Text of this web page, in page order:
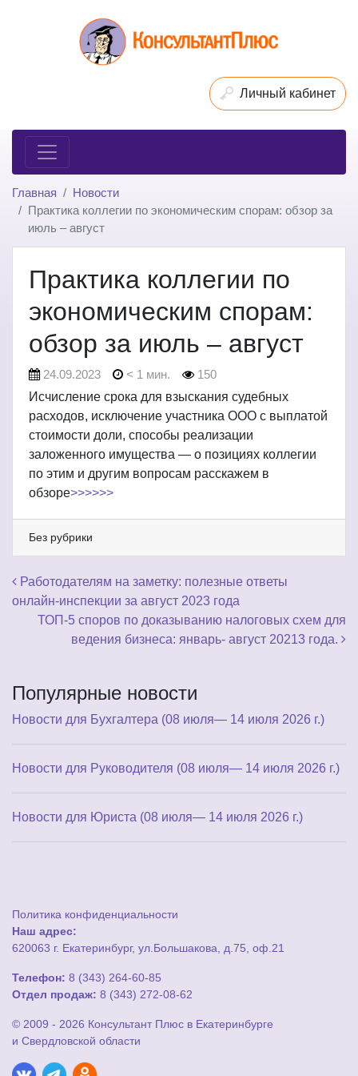
Личный кабинет
Главная
Новости
Практика коллегии по экономическим спорам: обзор за
июль – август
Практика коллегии по
экономическим спорам:
обзор за июль – август
24.09.2023 < 1 мин.
150
Исчисление срока для взыскания судебных
расходов, исключение участника ООО с выплатой
стоимости доли, способы реализации
заложенного имущества — о позициях коллегии
по этим и другим вопросам расскажем в
обзоре>>>>>>
Без рубрики
Навигация по записям
Работодателям на заметку: полезные ответы
онлайн-инспекции за август 2023 года
ТОП-5 споров по доказыванию налоговых схем для
ведения бизнеса: январь- август 20213 года.
Популярные новости
Новости для Бухгалтера (08 июля— 14 июля 2026 г.)
Новости для Руководителя (08 июля— 14 июля 2026 г.)
Новости для Юриста (08 июля— 14 июля 2026 г.)
Политика конфиденциальности
Наш адрес:
620063 г. Екатеринбург, ул.Большакова, д.75, оф.21
Телефон: 8 (343) 264-60-85
Отдел продаж: 8 (343) 272-08-62
© 2009 - 2026 Консультант Плюс в Екатеринбурге
и Свердловской области